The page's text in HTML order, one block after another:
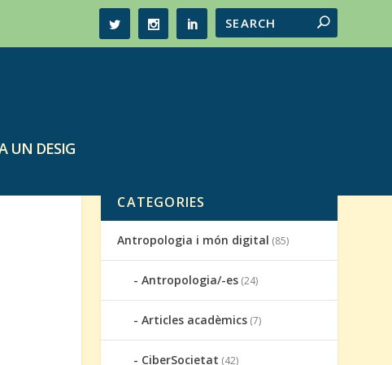
UN DESIG
CATEGORIES
Antropologia i món digital (85)
Antropologia/-es (24)
Articles acadèmics (7)
CiberSocietat (42)